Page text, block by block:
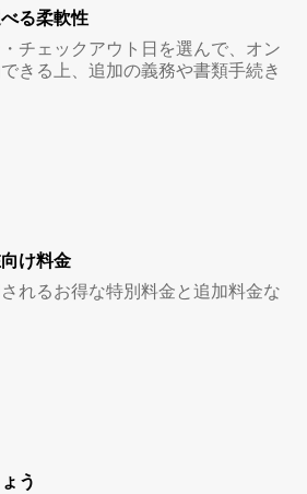
る柔軟性
チェックアウト日を選んで、オン
きる上、追加の義務や書類手続き
け料金
れるお得な特別料金と追加料金な
う